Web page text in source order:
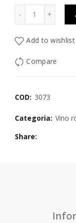
Add to wishlist
Compare
COD: 3073
Categoria: Vino
Share